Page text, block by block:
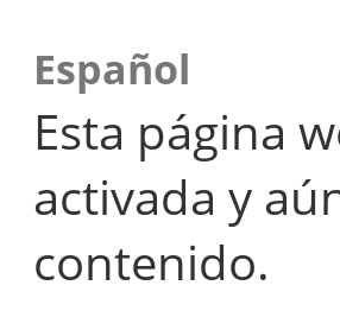
Español
Esta página
activada y
contenido.